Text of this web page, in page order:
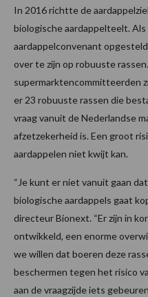
In 2016 richtte de
biologische aardappelteelt.
aardappelconvenant
over te zijn op robuuste
supermarktencommitteerden
er 23 robuuste rassen die
vraag vanuit de Nederlandse
afzetzekerheid is. Een groot
aardappelen niet kwijt kan.
“Je kunt er niet vanuit gaan
biologische aardappels gaat
directeur Bionext. “Er zijn in
ontwikkeld, een enorme
we willen dat boeren deze
beschermen tegen het risico
aan de vraagzijde iets